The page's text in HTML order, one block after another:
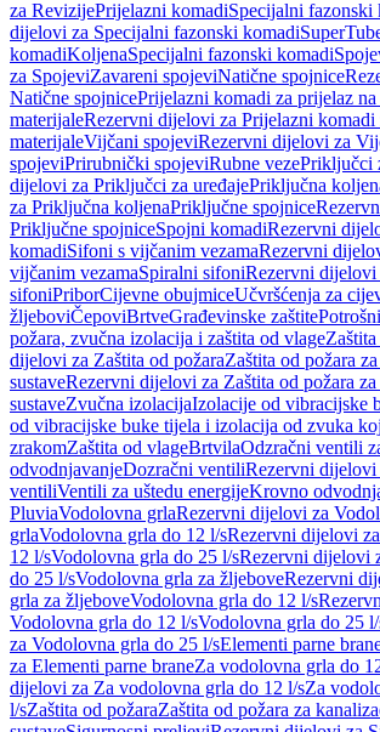
za RevizijePrijelazni komadiSpecijalni fazonski
dijelovi za Specijalni fazonski komadi
komadiKoljenaSpecijalni fazonski komadi
za SpojeviZavareni spojeviNatične spojnice
Natične spojnicePrijelazni komadi za prijelaz na
materijaleRezervni dijelovi za Prijelazni komadi
materijaleVijčani spojeviRezervni dijelovi za
spojeviPrirubnički spojeviRubne vezePriključci
dijelovi za Priključci za uređajePriključna
za Priključna koljenaPriključne spojnice
Priključne spojniceSpojni komadiRezervni
komadiSifoni s vijčanim vezamaRezervni
vijčanim vezamaSpiralni sifoniRezervni dijelovi
sifoniPriborCijevne obujmiceUčvršćenja za
žljeboviČepoviBrtveGrađevinske zaštite
požara, zvučna izolacija i zaštita od vlage
dijelovi za Zaštita od požaraZaštita od požara
sustaveRezervni dijelovi za Zaštita od požara
sustaveZvučna izolacijaIzolacije od vibracijske
od vibracijske buke tijela i izolacija od zvuka
zrakomZaštita od vlageBrtvilaOdzračni ventili
odvodnjavanjeDozračni ventiliRezervni dijelovi
ventiliVentili za uštedu energijeKrovno
PluviaVodolovna grlaRezervni dijelovi za
grlaVodolovna grla do 12 l/sRezervni dijelovi
12 l/sVodolovna grla do 25 l/sRezervni dijelovi
do 25 l/sVodolovna grla za žljeboveRezervni
grla za žljeboveVodolovna grla do 12 l/s
Vodolovna grla do 12 l/sVodolovna grla do 25
za Vodolovna grla do 25 l/sElementi parne
za Elementi parne braneZa vodolovna grla do
dijelovi za Za vodolovna grla do 12 l/sZa
l/sZaštita od požaraZaštita od požara za